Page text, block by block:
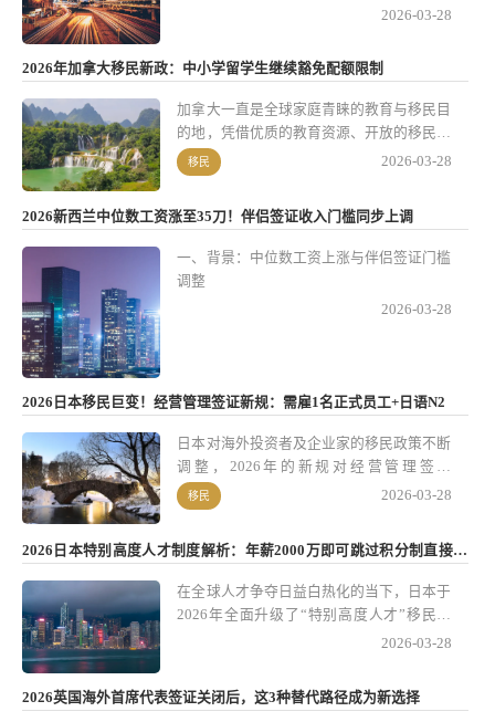
持续升温。尤其是在地缘环境局势多变、税
凭证，更成了他们进行财富管理、教育规划
和家庭布局的重要工具。最新调查显示，内
地高净值人群偏爱选择“小国”公民身份的趋
势愈发明显，背后既有税务规划的考量，也
离不开生活便利、教育资源等实际需求。
2026-03-28
2026年加拿大移民新政：中小学留学生继续豁免配额限制
加拿大一直是全球家庭青睐的教育与移民目
的地，凭借优质的教育资源、开放的移民政
策和稳定的社会环境吸引着无数国际家庭。
2026年，加拿大官方宣布继续豁免中小学
的教育与移民路径打开了便利之门。
移民 2026-03-28
2026新西兰中位数工资涨至35刀！伴侣签证收入门槛同步上调
一、背景：中位数工资上涨与伴侣签证门槛
调整
2026-03-28
2026日本移民巨变！经营管理签证新规：需雇1名正式员工+日语N2
日本对海外投资者及企业家的移民政策不断
调整，2026年的新规对经营管理签证
（Business Manager Visa）带来了重大变
化。这个签证向海外企业家和投资者开放，
留的主要途径之一。新规明确要求申请人必
须雇佣至少一名正式员工，同时日语能力达
到N2水平。这个变化对潜在申请人、家族
移民 2026-03-28
2026日本特别高度人才制度解析：年薪2000万即可跳过积分制直接获
在全球人才争夺日益白热化的当下，日本于
2026年全面升级了“特别高度人才”移民政
策，目标直指吸引全球高端技术人才与关键
道——无需通过传统积分制评估，就能直接
2026-03-28
2026英国海外首席代表签证关闭后，这3种替代路径成为新选择